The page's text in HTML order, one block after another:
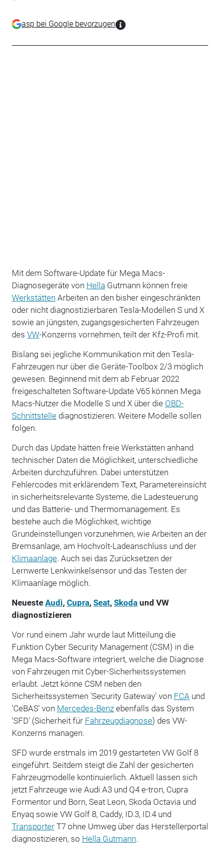
asp bei Google bevorzugen
Mit dem Software-Update für Mega Macs-
Diagnosegeräte von Hella Gutmann können freie
Werkstätten Arbeiten an den bisher eingeschränkten
oder nicht diagnostizierbaren Tesla-Modellen S und X
sowie an jüngsten, zugangsgesicherten Fahrzeugen
des VW-Konzerns vornehmen, teilt der Kfz-Profi mit.
Bislang sei jegliche Kommunikation mit den Tesla-
Fahrzeugen nur über die Geräte-Toolbox 2/3 möglich
gewesen. Beginnend mit dem ab Februar 2022
freigeschalteten Software-Update V65 können Mega
Macs-Nutzer die Modelle S und X über die OBD-
Schnittstellediagnostizieren. Weitere Modelle sollen
folgen.
Durch das Update hätten freie Werkstätten anhand
technischer Daten die Möglichkeit, unterschiedliche
Arbeiten durchzuführen. Dabei unterstützen
Fehlercodes mit erklärendem Text, Parametereinsicht
in sicherheitsrelevante Systeme, die Ladesteuerung
und das Batterie- und Thermomanagement. Es
bestehe auch die Möglichkeit, wichtige
Grundeinstellungen vorzunehmen, wie Arbeiten an der
Bremsanlage, am Hochvolt-Ladeanschluss und der
Klimaanlage. Auch sei das Zurücksetzen der
Lernwerte Lenkwinkelsensor und das Testen der
Klimaanlage möglich.
Neueste Audi, Cupra, Seat, Skodaund VW
diagnostizieren
Vor rund einem Jahr wurde laut Mitteilung die
Funktion Cyber Security Management (CSM) in die
Mega Macs-Software integriert, welche die Diagnose
von Fahrzeugen mit Cyber-Sicherheitssystemen
erlaubt. Jetzt könne CSM neben den
Sicherheitssystemen 'Security Gateway' von FCA und
'CeBAS' von Mercedes-Benzebenfalls das System
'SFD' (Sicherheit für Fahrzeugdiagnose) des VW-
Konzerns managen.
SFD wurde erstmals im 2019 gestarteten VW Golf 8
eingeführt. Seitdem steigt die Zahl der gesicherten
Fahrzeugmodelle kontinuierlich. Aktuell lassen sich
jetzt Fahrzeuge wie Audi A3 und Q4 e-tron, Cupra
Formentor und Born, Seat Leon, Skoda Octavia und
Enyaq sowie VW Golf 8, Caddy, ID.3, ID.4 und
TransporterT7 ohne Umweg über das Herstellerportal
diagnostizieren, so Hella Gutmann.